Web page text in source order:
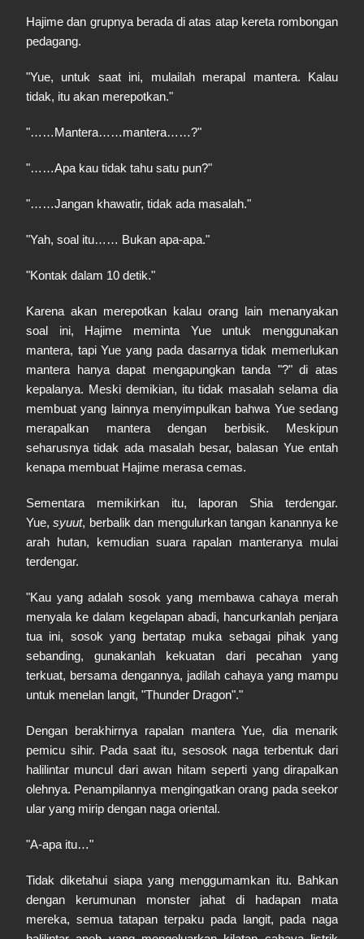
Hajime dan grupnya berada di atas atap kereta rombongan
pedagang.
"Yue, untuk saat ini, mulailah merapal mantera. Kalau
tidak, itu akan merepotkan."
"……Mantera……mantera……?"
"……Apa kau tidak tahu satu pun?"
"……Jangan khawatir, tidak ada masalah."
"Yah, soal itu…… Bukan apa-apa."
"Kontak dalam 10 detik."
Karena akan merepotkan kalau orang lain menanyakan
soal ini, Hajime meminta Yue untuk menggunakan
mantera, tapi Yue yang pada dasarnya tidak memerlukan
mantera hanya dapat mengapungkan tanda "?" di atas
kepalanya. Meski demikian, itu tidak masalah selama dia
membuat yang lainnya menyimpulkan bahwa Yue sedang
merapalkan mantera dengan berbisik. Meskipun
seharusnya tidak ada masalah besar, balasan Yue entah
kenapa membuat Hajime merasa cemas.
Sementara memikirkan itu, laporan Shia terdengar.
Yue,syuut, berbalik dan mengulurkan tangan kanannya ke
arah hutan, kemudian suara rapalan manteranya mulai
terdengar.
"Kau yang adalah sosok yang membawa cahaya merah
menyala ke dalam kegelapan abadi, hancurkanlah penjara
tua ini, sosok yang bertatap muka sebagai pihak yang
sebanding, gunakanlah kekuatan dari pecahan yang
terkuat, bersama dengannya, jadilah cahaya yang mampu
untuk menelan langit, "Thunder Dragon"."
Dengan berakhirnya rapalan mantera Yue, dia menarik
pemicu sihir. Pada saat itu, sesosok naga terbentuk dari
halilintar muncul dari awan hitam seperti yang dirapalkan
olehnya. Penampilannya mengingatkan orang pada seekor
ular yang mirip dengan naga oriental.
"A-apa itu…"
Tidak diketahui siapa yang menggumamkan itu. Bahkan
dengan kerumunan monster jahat di hadapan mata
mereka, semua tatapan terpaku pada langit, pada naga